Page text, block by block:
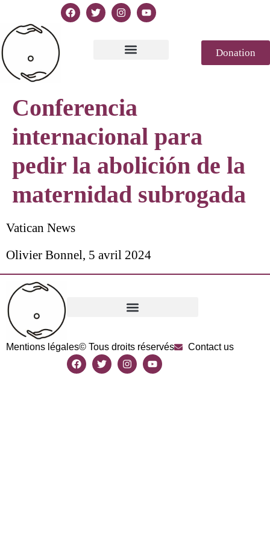
Donation
Conferencia
internacional para
pedir la abolición de la
maternidad subrogada
Vatican News
Olivier Bonnel, 5 avril 2024
Mentions légales© Tous droits réservés Contact us